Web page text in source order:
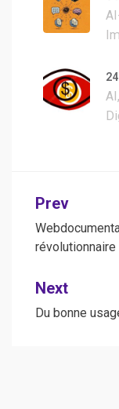
Post
Prev
révolutionnaire
Next
Du bonne